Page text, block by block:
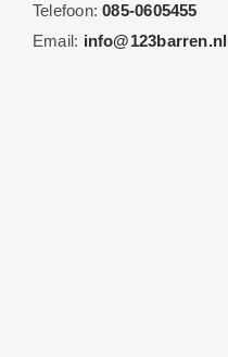
Telefoon:085-0605455
Email: info@123barren.nl